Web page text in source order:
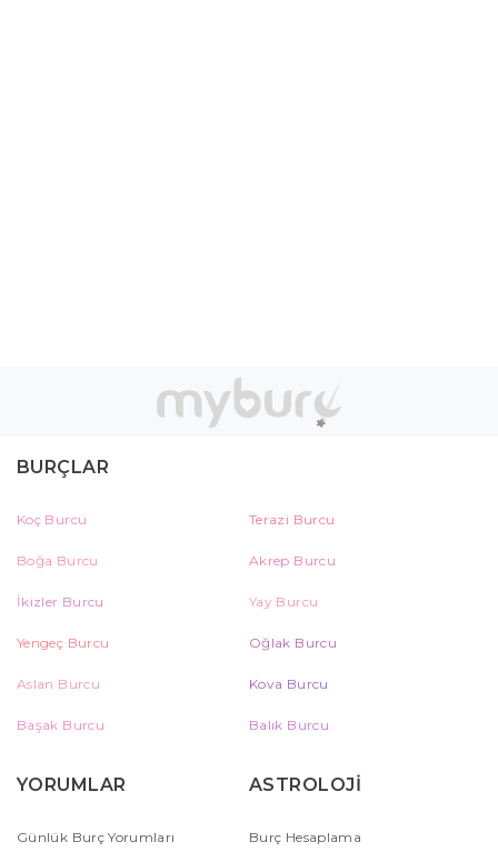
BURÇLAR
Koç Burcu Terazi Burcu
Boğa Burcu Akrep Burcu
İkizler Burcu Yay Burcu
Yengeç Burcu Oğlak Burcu
Aslan Burcu Kova Burcu
Başak Burcu Balık Burcu
YORUMLAR
Günlük Burç Yorumları
ASTROLOJİ
Burç Hesaplama